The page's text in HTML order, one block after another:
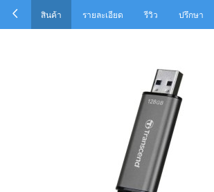
สินค้า รายละเอียด รีวิว ปรึกษา